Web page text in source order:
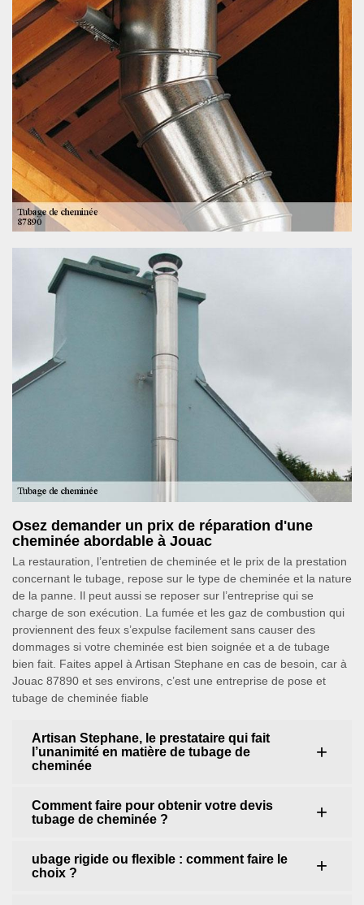
Osez demander un prix de réparation d'une
cheminée abordable à Jouac
La restauration, l’entretien de cheminée et le prix de la prestation
concernant le tubage, repose sur le type de cheminée et la nature
de la panne. Il peut aussi se reposer sur l’entreprise qui se
charge de son exécution. La fumée et les gaz de combustion qui
proviennent des feux s’expulse facilement sans causer des
dommages si votre cheminée est bien soignée et a de tubage
bien fait. Faites appel à Artisan Stephane en cas de besoin, car à
Jouac 87890 et ses environs, c’est une entreprise de pose et
tubage de cheminée fiable
Artisan Stephane, le prestataire qui fait
l’unanimité en matière de tubage de
cheminée
Comment faire pour obtenir votre devis
tubage de cheminée ?
ubage rigide ou flexible : comment faire le
choix ?